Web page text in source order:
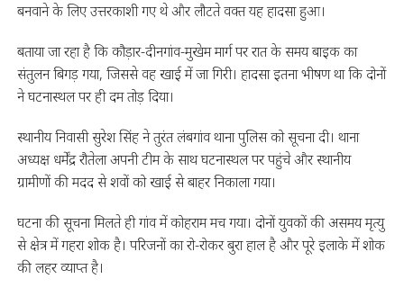
बनवाने के लिए उत्तरकाशी गए थे और लौटते वक्त यह हादसा हुआ।
बताया जा रहा है कि कौड़ार-दीनगांव-मुखेम मार्ग पर रात के समय बाइक का
संतुलन बिगड़ गया, जिससे वह खाई में जा गिरी। हादसा इतना भीषण था कि दोनों
ने घटनास्थल पर ही दम तोड़ दिया।
स्थानीय निवासी सुरेश सिंह ने तुरंत लंबगांव थाना पुलिस को सूचना दी। थाना
अध्यक्ष धर्मेंद्र रौतेला अपनी टीम के साथ घटनास्थल पर पहुंचे और स्थानीय
ग्रामीणों की मदद से शवों को खाई से बाहर निकाला गया।
घटना की सूचना मिलते ही गांव में कोहराम मच गया। दोनों युवकों की असमय मृत्यु
से क्षेत्र में गहरा शोक है। परिजनों का रो-रोकर बुरा हाल है और पूरे इलाके में शोक
की लहर व्याप्त है।